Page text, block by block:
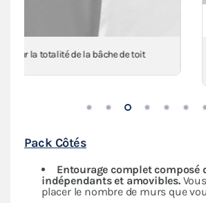
Renforts en toile au niveau des angles,
Pack Côtés
Entourage complet composé
indépendantset amovibles.
placer le nombre de murs que